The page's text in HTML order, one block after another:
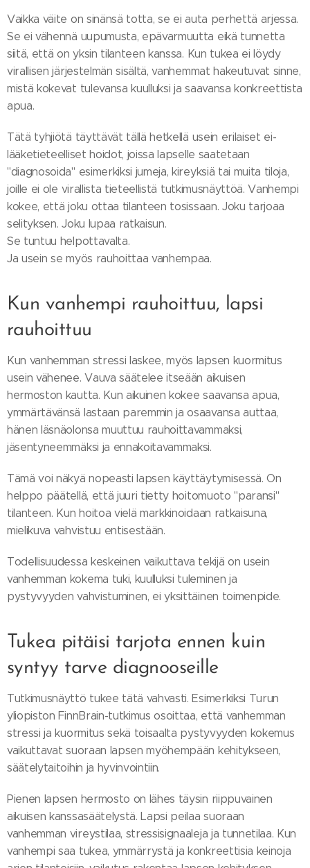
Vaikka väite on sinänsä totta, se ei auta perhettä arjessa.
Se ei vähennä uupumusta, epävarmuutta eikä tunnetta
siitä, että on yksin tilanteen kanssa. Kun tukea ei löydy
virallisen järjestelmän sisältä, vanhemmat hakeutuvat sinne,
mistä kokevat tulevansa kuulluksi ja saavansa konkreettista
apua.
Tätä tyhjiötä täyttävät tällä hetkellä usein erilaiset ei-
lääketieteelliset hoidot, joissa lapselle saatetaan
"diagnosoida" esimerkiksi jumeja, kireyksiä tai muita tiloja,
joille ei ole virallista tieteellistä tutkimusnäyttöä. Vanhempi
kokee, että joku ottaa tilanteen tosissaan. Joku tarjoaa
selityksen. Joku lupaa ratkaisun.
Se tuntuu helpottavalta.
Ja usein se myös rauhoittaa vanhempaa.
Kun vanhempi rauhoittuu, lapsi
rauhoittuu
Kun vanhemman stressi laskee, myös lapsen kuormitus
usein vähenee. Vauva säätelee itseään aikuisen
hermoston kautta. Kun aikuinen kokee saavansa apua,
ymmärtävänsä lastaan paremmin ja osaavansa auttaa,
hänen läsnäolonsa muuttuu rauhoittavammaksi,
jäsentyneemmäksi ja ennakoitavammaksi.
Tämä voi näkyä nopeasti lapsen käyttäytymisessä. On
helppo päätellä, että juuri tietty hoitomuoto "paransi"
tilanteen. Kun hoitoa vielä markkinoidaan ratkaisuna,
mielikuva vahvistuu entisestään.
Todellisuudessa keskeinen vaikuttava tekijä on usein
vanhemman kokema tuki, kuulluksi tuleminen ja
pystyvyyden vahvistuminen, ei yksittäinen toimenpide.
Tukea pitäisi tarjota ennen kuin
syntyy tarve diagnooseille
Tutkimusnäyttö tukee tätä vahvasti. Esimerkiksi Turun
yliopiston FinnBrain-tutkimus osoittaa, että vanhemman
stressi ja kuormitus sekä toisaalta pystyvyyden kokemus
vaikuttavat suoraan lapsen myöhempään kehitykseen,
säätelytaitoihin ja hyvinvointiin.
Pienen lapsen hermosto on lähes täysin riippuvainen
aikuisen kanssasäätelystä. Lapsi peilaa suoraan
vanhemman vireystilaa, stressisignaaleja ja tunnetilaa. Kun
vanhempi saa tukea, ymmärrystä ja konkreettisia keinoja